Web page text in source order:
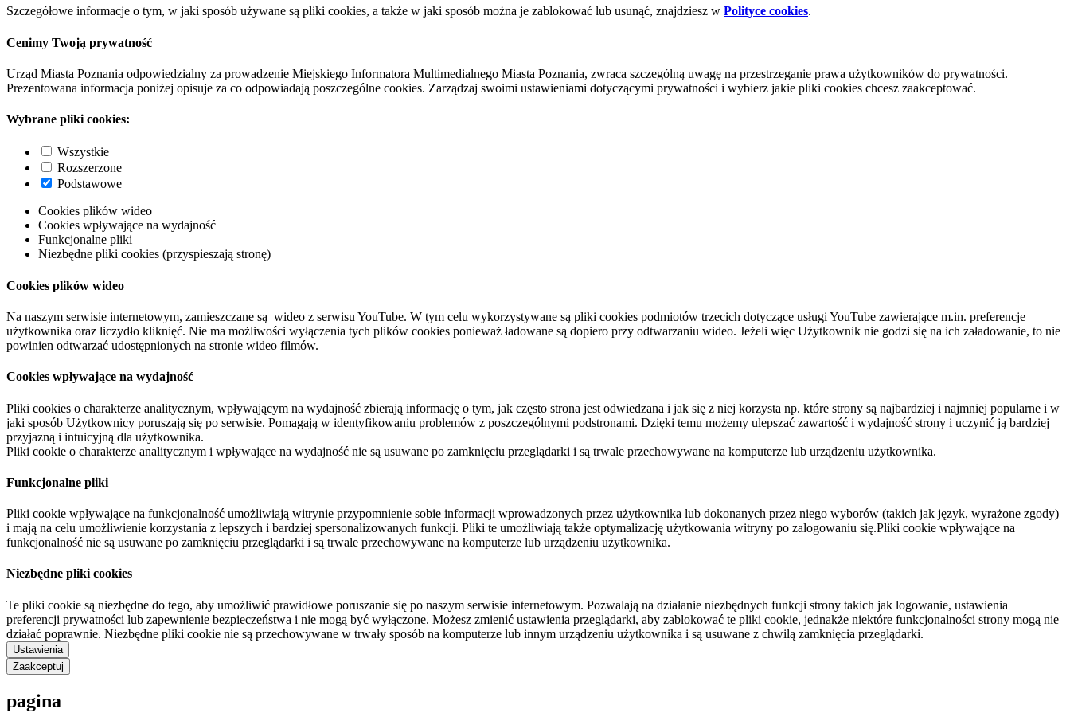
Szczegółowe informacje o tym, w jaki sposób używane są pliki cookies, a także w jaki sposób można je zablokować lub usunąć, znajdziesz w Polityce cookies.
Cenimy Twoją prywatność
Urząd Miasta Poznania odpowiedzialny za prowadzenie Miejskiego Informatora Multimedialnego Miasta Poznania, zwraca szczególną uwagę na przestrzeganie prawa użytkowników do prywatności.
Prezentowana informacja poniżej opisuje za co odpowiadają poszczególne cookies. Zarządzaj swoimi ustawieniami dotyczącymi prywatności i wybierz jakie pliki cookies chcesz zaakceptować.
Wybrane pliki cookies:
Wszystkie
Rozszerzone
Podstawowe
Cookies plików wideo
Cookies wpływające na wydajność
Funkcjonalne pliki
Niezbędne pliki cookies (przyspieszają stronę)
Cookies plików wideo
Na naszym serwisie internetowym, zamieszczane są wideo z serwisu YouTube. W tym celu wykorzystywane są pliki cookies podmiotów trzecich dotyczące usługi YouTube zawierające m.in. preferencje
użytkownika oraz liczydło kliknięć. Nie ma możliwości wyłączenia tych plików cookies ponieważ ładowane są dopiero przy odtwarzaniu wideo. Jeżeli więc Użytkownik nie godzi się na ich załadowanie, to nie
powinien odtwarzać udostępnionych na stronie wideo filmów.
Cookies wpływające na wydajność
Pliki cookies o charakterze analitycznym, wpływającym na wydajność zbierają informację o tym, jak często strona jest odwiedzana i jak się z niej korzysta np. które strony są najbardziej i najmniej popularne i w
jaki sposób Użytkownicy poruszają się po serwisie. Pomagają w identyfikowaniu problemów z poszczególnymi podstronami. Dzięki temu możemy ulepszać zawartość i wydajność strony i uczynić ją bardziej
przyjazną i intuicyjną dla użytkownika.
Pliki cookie o charakterze analitycznym i wpływające na wydajność nie są usuwane po zamknięciu przeglądarki i są trwale przechowywane na komputerze lub urządzeniu użytkownika.
Funkcjonalne pliki
Pliki cookie wpływające na funkcjonalność umożliwiają witrynie przypomnienie sobie informacji wprowadzonych przez użytkownika lub dokonanych przez niego wyborów (takich jak język, wyrażone zgody)
i mają na celu umożliwienie korzystania z lepszych i bardziej spersonalizowanych funkcji. Pliki te umożliwiają także optymalizację użytkowania witryny po zalogowaniu się.Pliki cookie wpływające na
funkcjonalność nie są usuwane po zamknięciu przeglądarki i są trwale przechowywane na komputerze lub urządzeniu użytkownika.
Niezbędne pliki cookies
Te pliki cookie są niezbędne do tego, aby umożliwić prawidłowe poruszanie się po naszym serwisie internetowym. Pozwalają na działanie niezbędnych funkcji strony takich jak logowanie, ustawienia
preferencji prywatności lub zapewnienie bezpieczeństwa i nie mogą być wyłączone. Możesz zmienić ustawienia przeglądarki, aby zablokować te pliki cookie, jednakże niektóre funkcjonalności strony mogą nie
działać poprawnie. Niezbędne pliki cookie nie są przechowywane w trwały sposób na komputerze lub innym urządzeniu użytkownika i są usuwane z chwilą zamknięcia przeglądarki.
Ustawienia
Zaakceptuj
pagina